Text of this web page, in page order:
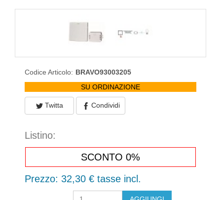
Codice Articolo: BRAVO93003205
SU ORDINAZIONE
Twitta Condividi
Listino:
SCONTO 0%
Prezzo: 32,30 € tasse incl.